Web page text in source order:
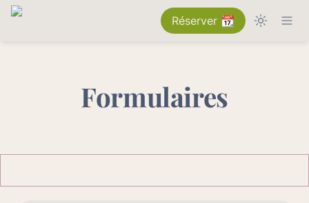
Réserver 📆
Formulaires